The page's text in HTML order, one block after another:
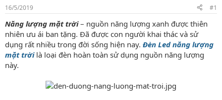
g
16/5/2019 #1
Năng lượng mặt trời– nguồn năng lượng xanh được thiên
nhiên ưu ái ban tặng. Đã được con người khai thác và sử
dụng rất nhiều trong đời sống hiện nay. Đèn Led năng lượng
mặt trờilà loại đèn hoàn toàn sử dụng nguồn năng lượng
này.